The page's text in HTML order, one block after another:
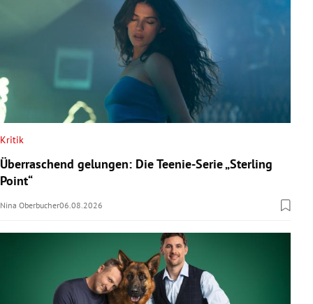
Kritik
Überraschend gelungen: Die Teenie-Serie „Sterling
Point“
Nina Oberbucher06.08.2026